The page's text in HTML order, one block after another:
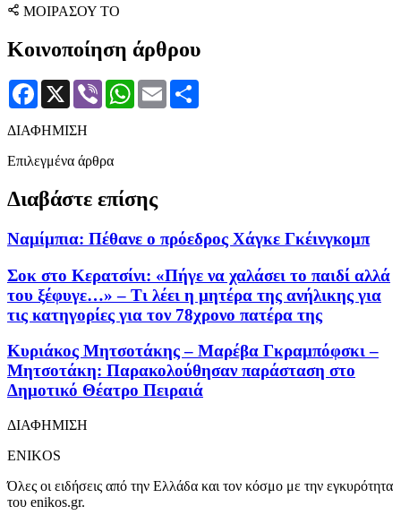
ΜΟΙΡΑΣΟΥ ΤΟ
Κοινοποίηση άρθρου
Facebook
X Viber WhatsApp
Email
ΔΙΑΦΗΜΙΣΗ
Επιλεγμένα άρθρα
Διαβάστε επίσης
Ναμίμπια: Πέθανε ο πρόεδρος Χάγκε Γκέινγκομπ
Σοκ στο Κερατσίνι: «Πήγε να χαλάσει το παιδί αλλά
του ξέφυγε…» – Τι λέει η μητέρα της ανήλικης για
τις κατηγορίες για τον 78χρονο πατέρα της
Κυριάκος Μητσοτάκης – Μαρέβα Γκραμπόφσκι –
Μητσοτάκη: Παρακολούθησαν παράσταση στο
Δημοτικό Θέατρο Πειραιά
ΔΙΑΦΗΜΙΣΗ
ENIKOS
Όλες οι ειδήσεις από την Ελλάδα και τον κόσμο με την εγκυρότητα
του enikos.gr.